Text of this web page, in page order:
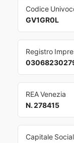
Codice
GV1GR0L
Registro
REA Venezia
N. 278415
Capitale